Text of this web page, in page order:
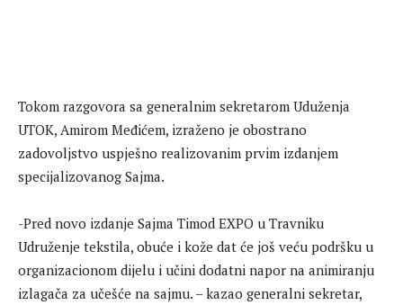
Tokom razgovora sa generalnim sekretarom Uduženja
UTOK, Amirom Međićem, izraženo je obostrano
zadovoljstvo uspješno realizovanim prvim izdanjem
specijalizovanog Sajma.
-Pred novo izdanje Sajma Timod EXPO u Travniku
Udruženje tekstila, obuće i kože dat će još veću podršku u
organizacionom dijelu i učini dodatni napor na animiranju
izlagača za učešće na sajmu. – kazao generalni sekretar,